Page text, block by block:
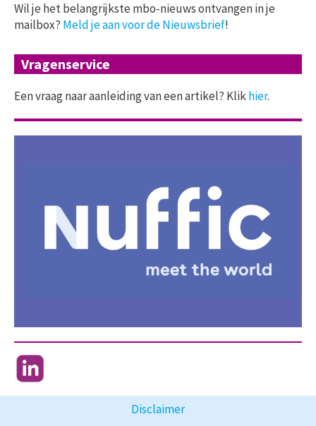
Wil je het belangrijkste mbo-nieuws ontvangen in je
mailbox? Meld je aan voor de Nieuwsbrief!
Vragenservice
Een vraag naar aanleiding van een artikel? Klikhier.
Disclaimer